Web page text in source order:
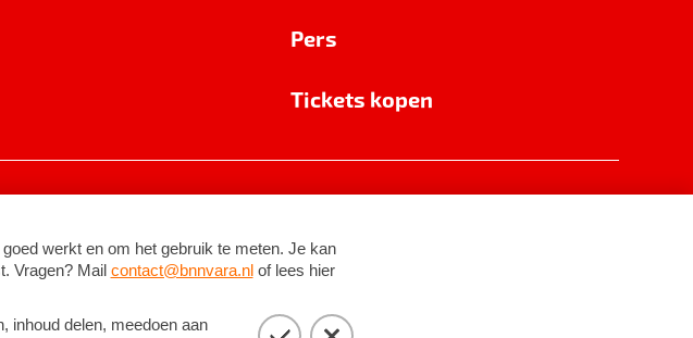
Pers
Tickets kopen